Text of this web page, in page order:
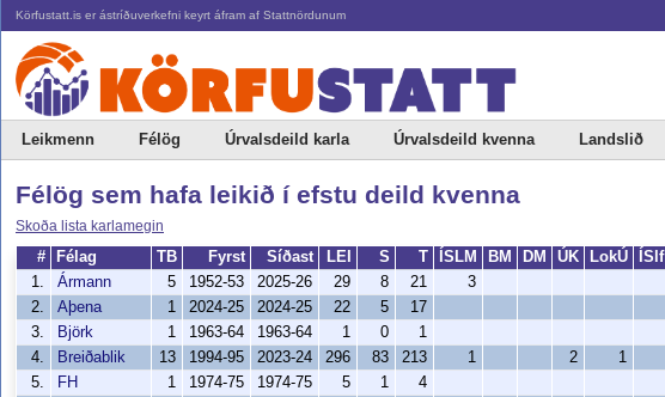
Körfustatt.is er ástríðuverkefni keyrt áfram af Stattnördunum
Leikmenn Félög Úrvalsdeild karla Úrvalsdeild kvenna Landslið
Félög sem hafa leikið í efstu deild kvenna
Skoða lista karlamegin
#
Félag TB Fyrst Síðast LEI S T ÍSLM BM DM ÚK LokÚ ÍSlf
1.
Ármann 5 1952-53 2025-26 29 8 21 3
2.
Aþena 1 2024-25 2024-25 22 5 17
3.
Björk 1 1963-64 1963-64 1 0
1
4.
Breiðablik 13 1994-95 2023-24 296 83 213 1 2 1
5.
FH 1 1974-75 1974-75 5 1
4